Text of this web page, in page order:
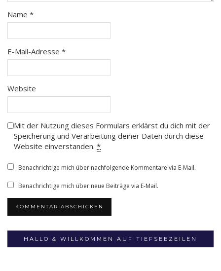
Name *
E-Mail-Adresse *
Website
Mit der Nutzung dieses Formulars erklärst du dich mit der
Speicherung und Verarbeitung deiner Daten durch diese
Website einverstanden. *
Benachrichtige mich über nachfolgende Kommentare via E-Mail.
Benachrichtige mich über neue Beiträge via E-Mail.
HALLO & WILLKOMMEN AUF TIEFSEEZEILEN